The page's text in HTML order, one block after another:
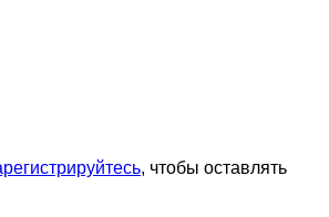
, чтобы оставлять